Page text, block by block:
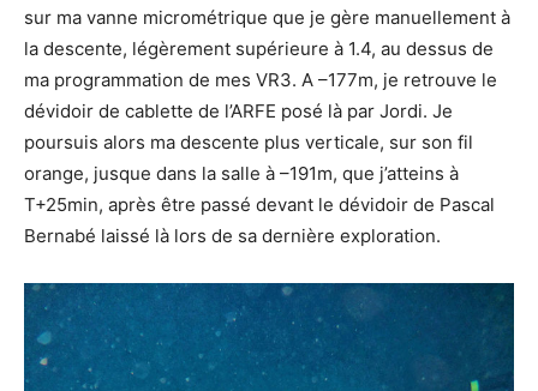
sur ma vanne micrométrique que je gère manuellement à
la descente, légèrement supérieure à 1.4, au dessus de
ma programmation de mes VR3. A –177m, je retrouve le
dévidoir de cablette de l’ARFE posé là par Jordi. Je
poursuis alors ma descente plus verticale, sur son fil
orange, jusque dans la salle à –191m, que j’atteins à
T+25min, après être passé devant le dévidoir de Pascal
Bernabé laissé là lors de sa dernière exploration.